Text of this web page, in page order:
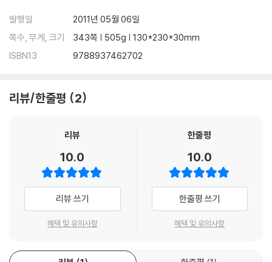
발행일
2011년 05월 06일
쪽수, 무게, 크기
343쪽 | 505g | 130*230*30mm
ISBN13
9788937462702
리뷰/한줄평 2
리뷰
10.0
리뷰 쓰기
혜택 및 유의사항
한줄평
10.0
한줄평 쓰기
혜택 및 유의사항